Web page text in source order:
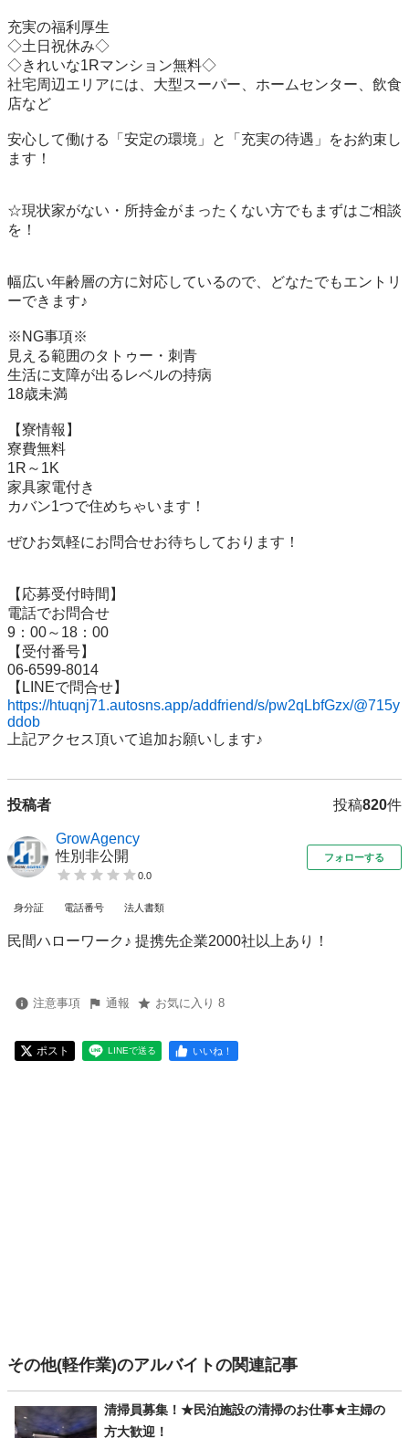
充実の福利厚生
◇土日祝休み◇
◇きれいな1Rマンション無料◇
社宅周辺エリアには、大型スーパー、ホームセンター、飲食
店など
安心して働ける「安定の環境」と「充実の待遇」をお約束し
ます！
☆現状家がない・所持金がまったくない方でもまずはご相談
を！
幅広い年齢層の方に対応しているので、どなたでもエントリ
ーできます♪
※NG事項※
見える範囲のタトゥー・刺青
生活に支障が出るレベルの持病
18歳未満
【寮情報】
寮費無料
1R～1K
家具家電付き
カバン1つで住めちゃいます！
ぜひお気軽にお問合せお待ちしております！
【応募受付時間】
電話でお問合せ
9：00～18：00
【受付番号】
06-6599-8014
https://htuqnj71.autosns.app/addfriend/s/pw2qLbfGzx/@715y
ddob
上記アクセス頂いて追加お願いします♪
投稿者 投稿820件
GrowAgency
性別非公開
0.0
フォローする
身分証 電話番号 法人書類
民間ハローワーク♪ 提携先企業2000社以上あり！
注意事項 通報 お気に入り 8
ポスト LINEで送る いいね！
その他(軽作業)のアルバイトの関連記事
清掃員募集！★民泊施設の清掃のお仕事★主婦の
方大歓迎！